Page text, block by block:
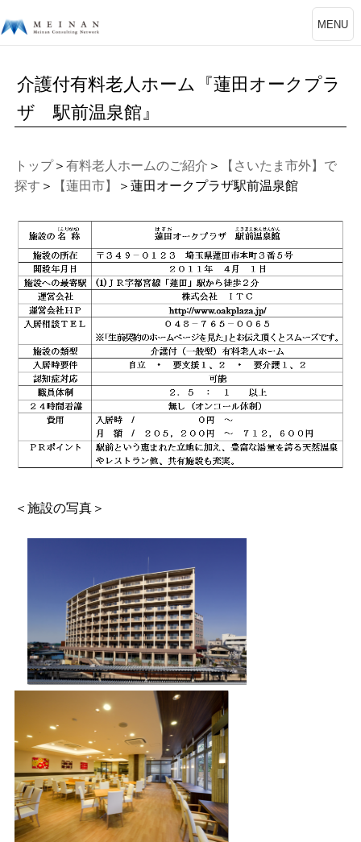
MENU
介護付有料老人ホーム『蓮田オークプラ
ザ 駅前温泉館』
トップ＞ 有料老人ホームのご紹介 ＞
【さいたま市外】で
探す ＞ 【蓮田市】 ＞蓮田オークプラザ駅前温泉館
＜施設の写真＞